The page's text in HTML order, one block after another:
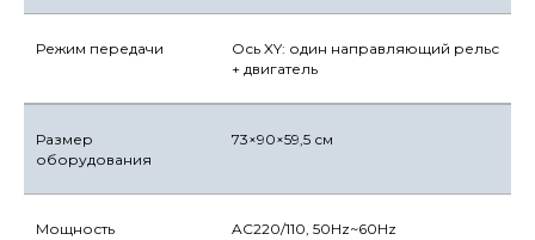
Режим передачи
Ось XY: один направляющий рельс
+ двигатель
Размер
оборудования
73×90×59,5 см
Мощность AC220/110, 50Hz~60Hz